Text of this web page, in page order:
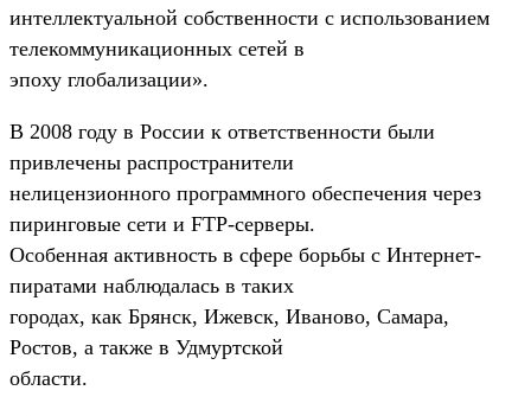
интеллектуальной собственности с использованием
телекоммуникационных сетей в
эпоху глобализации».
В 2008 году в России к ответственности были
привлечены распространители
нелицензионного программного обеспечения через
пиринговые сети и FTP-серверы.
Особенная активность в сфере борьбы с Интернет-
пиратами наблюдалась в таких
городах, как Брянск, Ижевск, Иваново, Самара,
Ростов, а также в Удмуртской
области.